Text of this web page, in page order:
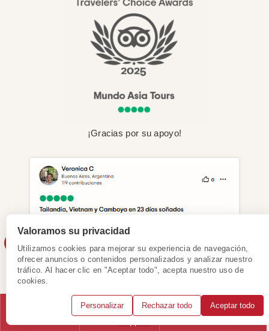
¡Gracias por su apoyo!
Valoramos su privacidad
Utilizamos cookies para mejorar su experiencia de navegación,
ofrecer anuncios o contenidos personalizados y analizar nuestro
tráfico. Al hacer clic en "Aceptar todo", acepta nuestro uso de
cookies.
Personalizar Rechazar todo Aceptar todo